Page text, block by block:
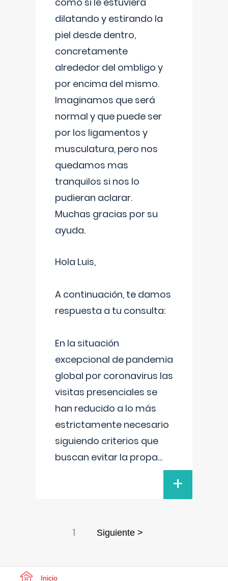
dilatando y estirando la
piel desde dentro,
concretamente
alrededor del ombligo y
por encima del mismo.
Imaginamos que será
normal y que puede ser
por los ligamentos y
musculatura, pero nos
quedamos mas
tranquilos si nos lo
pudieran aclarar.
Muchas gracias por su
ayuda.
Hola Luis,
A continuación, te damos
respuesta a tu consulta:
En la situación
excepcional de pandemia
global por coronavirus las
visitas presenciales se
han reducido a lo más
estrictamente necesario
siguiendo criterios que
buscan evitar la propa...
+
1 Siguiente >
Inicio